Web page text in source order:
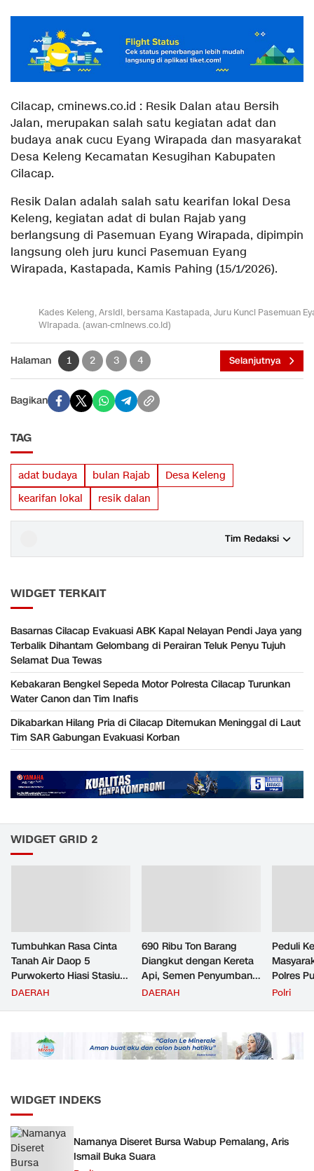
Cilacap, cminews.co.id : Resik Dalan atau Bersih
Jalan, merupakan salah satu kegiatan adat dan
budaya anak cucu Eyang Wirapada dan masyarakat
Desa Keleng Kecamatan Kesugihan Kabupaten
Cilacap.
Resik Dalan adalah salah satu kearifan lokal Desa
Keleng, kegiatan adat di bulan Rajab yang
berlangsung di Pasemuan Eyang Wirapada, dipimpin
langsung oleh juru kunci Pasemuan Eyang
Wirapada, Kastapada, Kamis Pahing (15/1/2026).
Kades Keleng, Arsidi, bersama Kastapada, Juru Kunci Pasemuan
Wirapada. (awan-cminews.co.id)
Halaman 1 2 3 4 Selanjutnya
Bagikan
TAG
adat budaya bulan Rajab
Desa Keleng
kearifan lokal
resik dalan
Tim Redaksi
WIDGET TERKAIT
Basarnas Cilacap Evakuasi ABK Kapal Nelayan Pendi Jaya yang
Terbalik Dihantam Gelombang di Perairan Teluk Penyu Tujuh
Selamat Dua Tewas
Kebakaran Bengkel Sepeda Motor Polresta Cilacap Turunkan
Water Canon dan Tim Inafis
Dikabarkan Hilang Pria di Cilacap Ditemukan Meninggal di Laut
Tim SAR Gabungan Evakuasi Korban
WIDGET GRID 2
Tumbuhkan Rasa Cinta
Tanah Air Daop 5
Purwokerto Hiasi Stasiun
dengan Ornamen
DAERAH
690 Ribu Ton Barang
Diangkut dengan Kereta
Api, Semen Penyumbang
Volume Terbesar
Semester 1 Tahun 2026
DAERAH
Peduli
Polres
Jemput
Polri
WIDGET INDEKS
Namanya Diseret Bursa Wabup Pemalang, Aris
Ismail Buka Suara